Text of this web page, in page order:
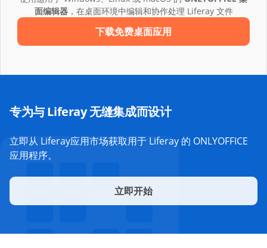
面编辑器，在桌面环境中编辑和协作处理 Liferay 文件
下载免费桌面应用
专为与 Liferay 无缝集成而设计
立即从 Liferay应用市场获取用于 Liferay 的 ONLYOFFICE
应用程序。
立即开始